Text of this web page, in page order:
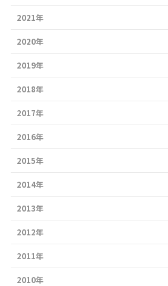
2021年
2020年
2019年
2018年
2017年
2016年
2015年
2014年
2013年
2012年
2011年
2010年